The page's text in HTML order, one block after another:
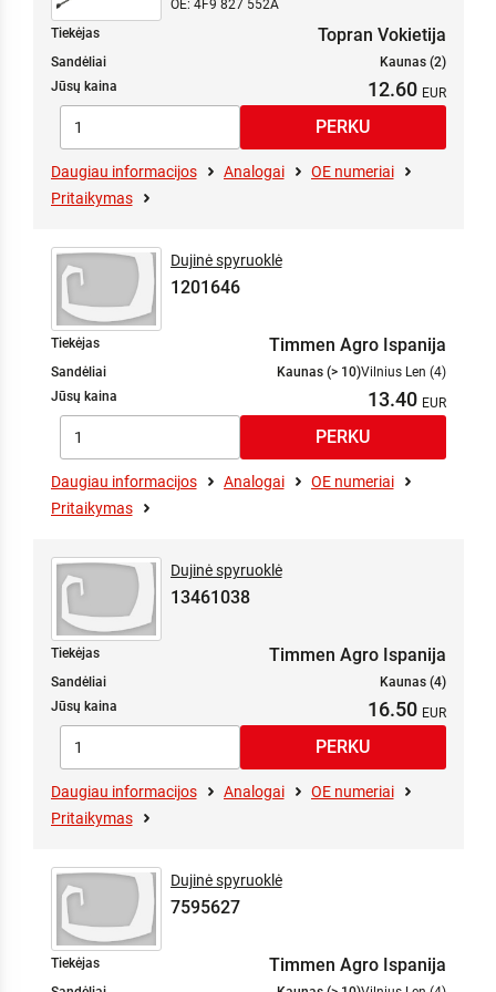
585
590
600
605
680
691
700
740
785
810
885
278
290
293
295
300
305
310
350
360
365
375
415
455
460
470
200
210
215
220
230
250
275
300
310
330
350
370
380
420
450
520
530
600
610
670
700
750
800
810
850
880
960
985
1200
1300
2100
OE: 4F9 827 552A
Tiekėjas
Topran Vokietija
Sandėliai
Kaunas (2)
Jūsų kaina
12.60
Daugiau informacijos Analogai
OE numeriai
Pritaikymas
Dujinė spyruoklė
1201646
Tiekėjas Timmen Agro Ispanija
Sandėliai Kaunas (> 10)Vilnius Len (4)
Jūsų kaina
13.40
Daugiau informacijos Analogai
OE numeriai
Pritaikymas
Dujinė spyruoklė
13461038
Tiekėjas Timmen Agro Ispanija
Sandėliai
Kaunas (4)
Jūsų kaina
16.50
Daugiau informacijos Analogai
OE numeriai
Pritaikymas
Dujinė spyruoklė
7595627
Tiekėjas Timmen Agro Ispanija